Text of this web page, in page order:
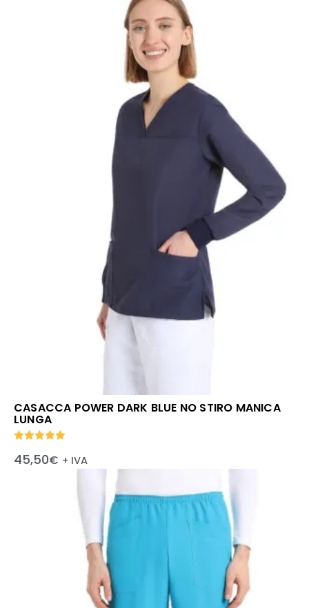
CASACCA POWER DARK BLUE NO STIRO MANICA
LUNGA
45,50€ + IVA
5.00 su 5